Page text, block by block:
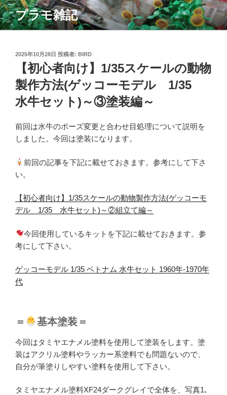
コ
ン
テ
プラモ雑記
投
2025年10月28日 投稿者: BIRD
【初心者向け】1/35スケールの動物
製作方法(ゲッコーモデル 1/35
水牛セット)～③塗装編～
前回は水牛のポーズ変更と合わせ目処理について説明を
しました。今回は塗装になります。
前回の記事を下記に載せておきます。参考にして下さ
い。
【初心者向け】1/35スケールの動物製作方法(ゲッコーモ
デル 1/35 水牛セット)～②組立て編～
今回使用しているキットを下記に載せておきます。参
考にして下さい。
ゲッコーモデル 1/35 ベトナム 水牛セット 1960年-1970年
代
＝ 基本塗装＝
今回はタミヤエナメル塗料を使用して塗装をします。塗
装はアクリル塗料やラッカー系塗料でも問題ないので、
自分が筆塗りしやすい塗料を使用して下さい。
タミヤエナメル塗料XF24ダークグレイで全体を、写真1､